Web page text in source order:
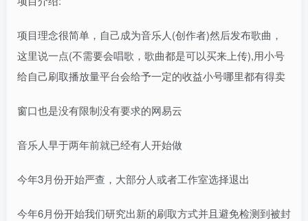
项目理念很简单，自己成为音乐人(创作者)然后发布歌曲，
这里说一点(不需要会唱歌，歌曲都是可以买来上传),用小号
给自己刷取播放量平台会给予一定的收益小号哪里都有得卖
窗口也是没有限制没有要求的网易云
音乐人早于两年前就已经有人开始做
今年3月份开始严查，大部分人或者工作室选择退出
今年6月份开始我们研究出新的刷取方式并且避免检测到被封